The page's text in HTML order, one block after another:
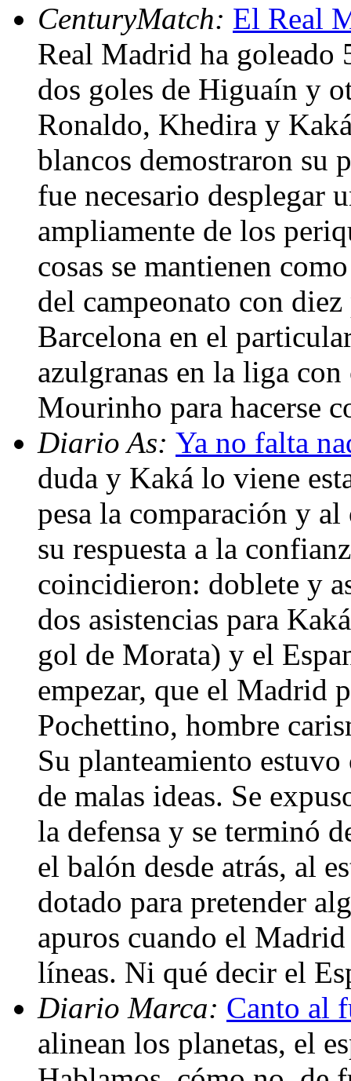
CenturyMatch: El Real
Real Madrid ha goleado
dos goles de Higuaín y
Ronaldo, Khedira y
blancos demostraron su
fue necesario desplegar
ampliamente de los
cosas se mantienen
del campeonato con
Barcelona en el
azulgranas en la liga
Mourinho para hacerse
Diario As: Ya no falta
duda y Kaká lo viene
pesa la comparación y
su respuesta a la
coincidieron: doblete y
dos asistencias para
gol de Morata) y el
empezar, que el Madrid
Pochettino, hombre
Su planteamiento
de malas ideas. Se
la defensa y se terminó
el balón desde atrás, al
dotado para pretender
apuros cuando el
líneas. Ni qué decir el
Diario Marca: Canto al
alinean los planetas, el